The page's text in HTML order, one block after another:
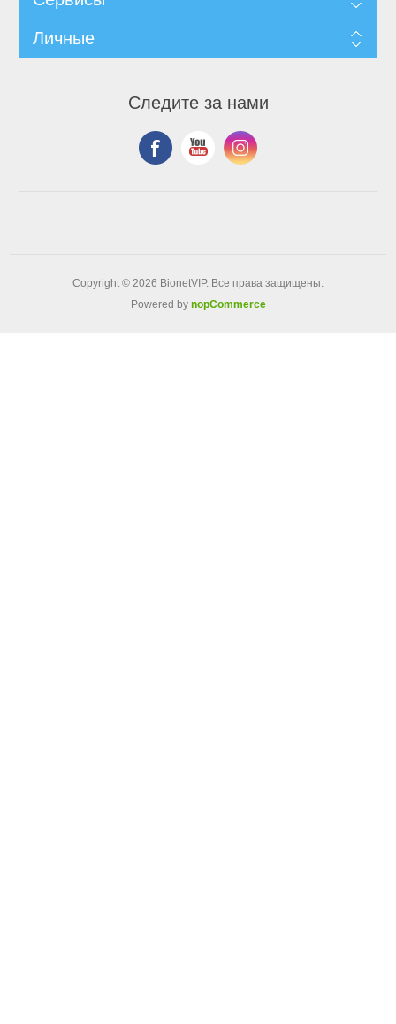
Личные
Следите за нами
Copyright © 2026 BionetVIP. Все права защищены.
Powered by nopCommerce